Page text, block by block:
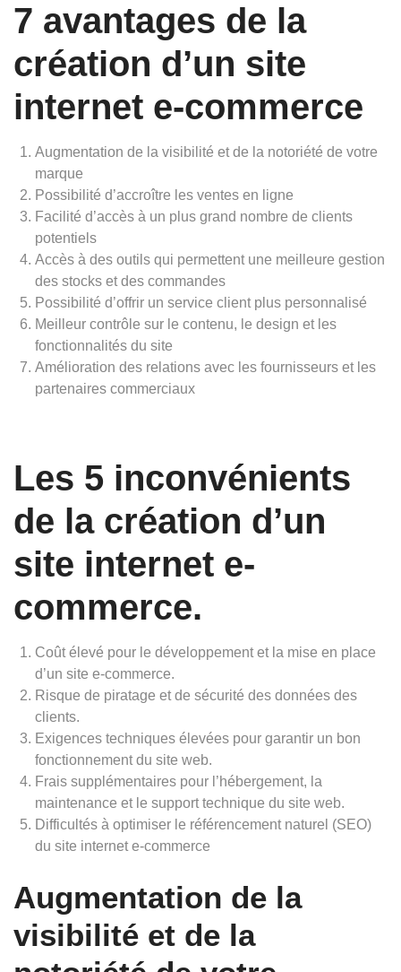
7 avantages de la
création d’un site
internet e-commerce
Augmentation de la visibilité et de la notoriété de votre
marque
Possibilité d’accroître les ventes en ligne
Facilité d’accès à un plus grand nombre de clients
potentiels
Accès à des outils qui permettent une meilleure gestion
des stocks et des commandes
Possibilité d’offrir un service client plus personnalisé
Meilleur contrôle sur le contenu, le design et les
fonctionnalités du site
Amélioration des relations avec les fournisseurs et les
partenaires commerciaux
Les 5 inconvénients
de la création d’un
site internet e-
commerce.
Coût élevé pour le développement et la mise en place
d’un site e-commerce.
Risque de piratage et de sécurité des données des
clients.
Exigences techniques élevées pour garantir un bon
fonctionnement du site web.
Frais supplémentaires pour l’hébergement, la
maintenance et le support technique du site web.
Difficultés à optimiser le référencement naturel (SEO)
du site internet e-commerce
Augmentation de la
visibilité et de la